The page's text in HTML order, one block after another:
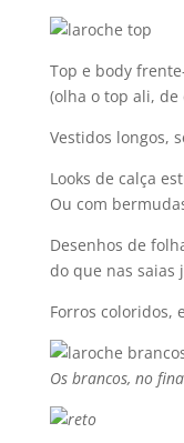
Top e body
(olha o top ali,
Vestidos longos,
Looks de calça
Ou com
Desenhos de
do que nas saias
Forros coloridos,
Os brancos, no